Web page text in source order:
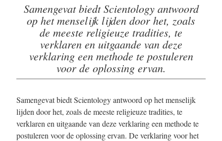
Samengevat biedt Scientology antwoord
op het menselijk lijden door het, zoals
de meeste religieuze tradities, te
verklaren en uitgaande van deze
verklaring een methode te postuleren
voor de oplossing ervan.
Samengevat biedt Scientology antwoord op het menselijk
lijden door het, zoals de meeste religieuze tradities, te
verklaren en uitgaande van deze verklaring een methode te
postuleren voor de oplossing ervan. De verklaring voor het